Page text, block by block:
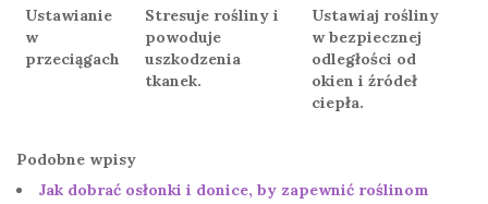
Ustawianie
w
przeciągach
Stresuje rośliny i
powoduje
uszkodzenia
tkanek.
Ustawiaj rośliny
w bezpiecznej
odległości od
okien i źródeł
ciepła.
Podobne wpisy
Jak dobrać osłonki i donice, by zapewnić roślinom